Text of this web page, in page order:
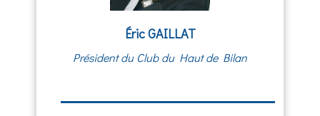
Éric GAILLAT
Président du Club du Haut de Bilan